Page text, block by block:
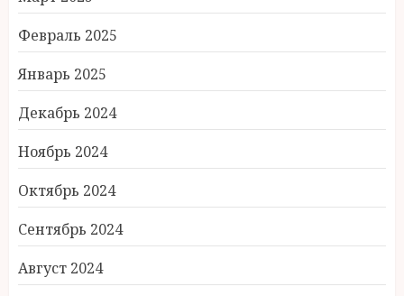
Февраль 2025
Январь 2025
Декабрь 2024
Ноябрь 2024
Октябрь 2024
Сентябрь 2024
Август 2024